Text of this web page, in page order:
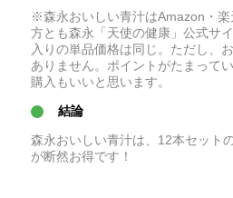
※森永おいしい青汁はAmazon・
方とも森永「天使の健康」公式サ
入りの単品価格は同じ。ただし、
ありません。ポイントがたまって
購入もいいと思います。
結論
森永おいしい青汁は、12本セット
が断然お得です！